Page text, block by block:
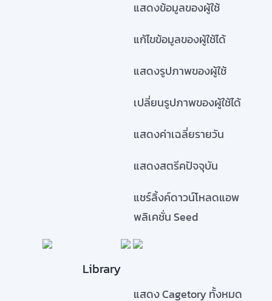
แสดงข้อมูลของผู้ใช้
แก้ไขข้อมูลของผู้ใช้ได้
แสดงรูปภาพของผู้ใช้
เปลี่ยนรูปภาพของผู้ใช้ได้
แสดงค่าเฉลี่ยรายวัน
แสดงสตรีคปัจจุบัน
แชร์ลิ้งค์ดาวน์โหลดแอพ
พลิเคชั่น Seed
Library
แสดง Cagetory ทั้งหมด